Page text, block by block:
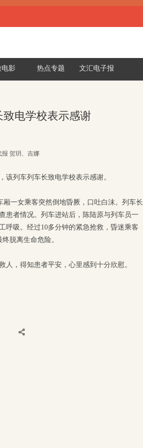
电影 热点专题 文汇电子报
电学校表示感谢
报 贺玥、吉娜
列车列车长致电学校表示感谢。
厢一女乘客突然倒地昏厥，口吐白沫。列车长
患者情况。列车进站后，陈陆原与列车员一
呼吸。经过10多分钟的紧急抢救，昏迷乘客
脱离生命危险。
人，得知患者平安，心里感到十分欣慰。